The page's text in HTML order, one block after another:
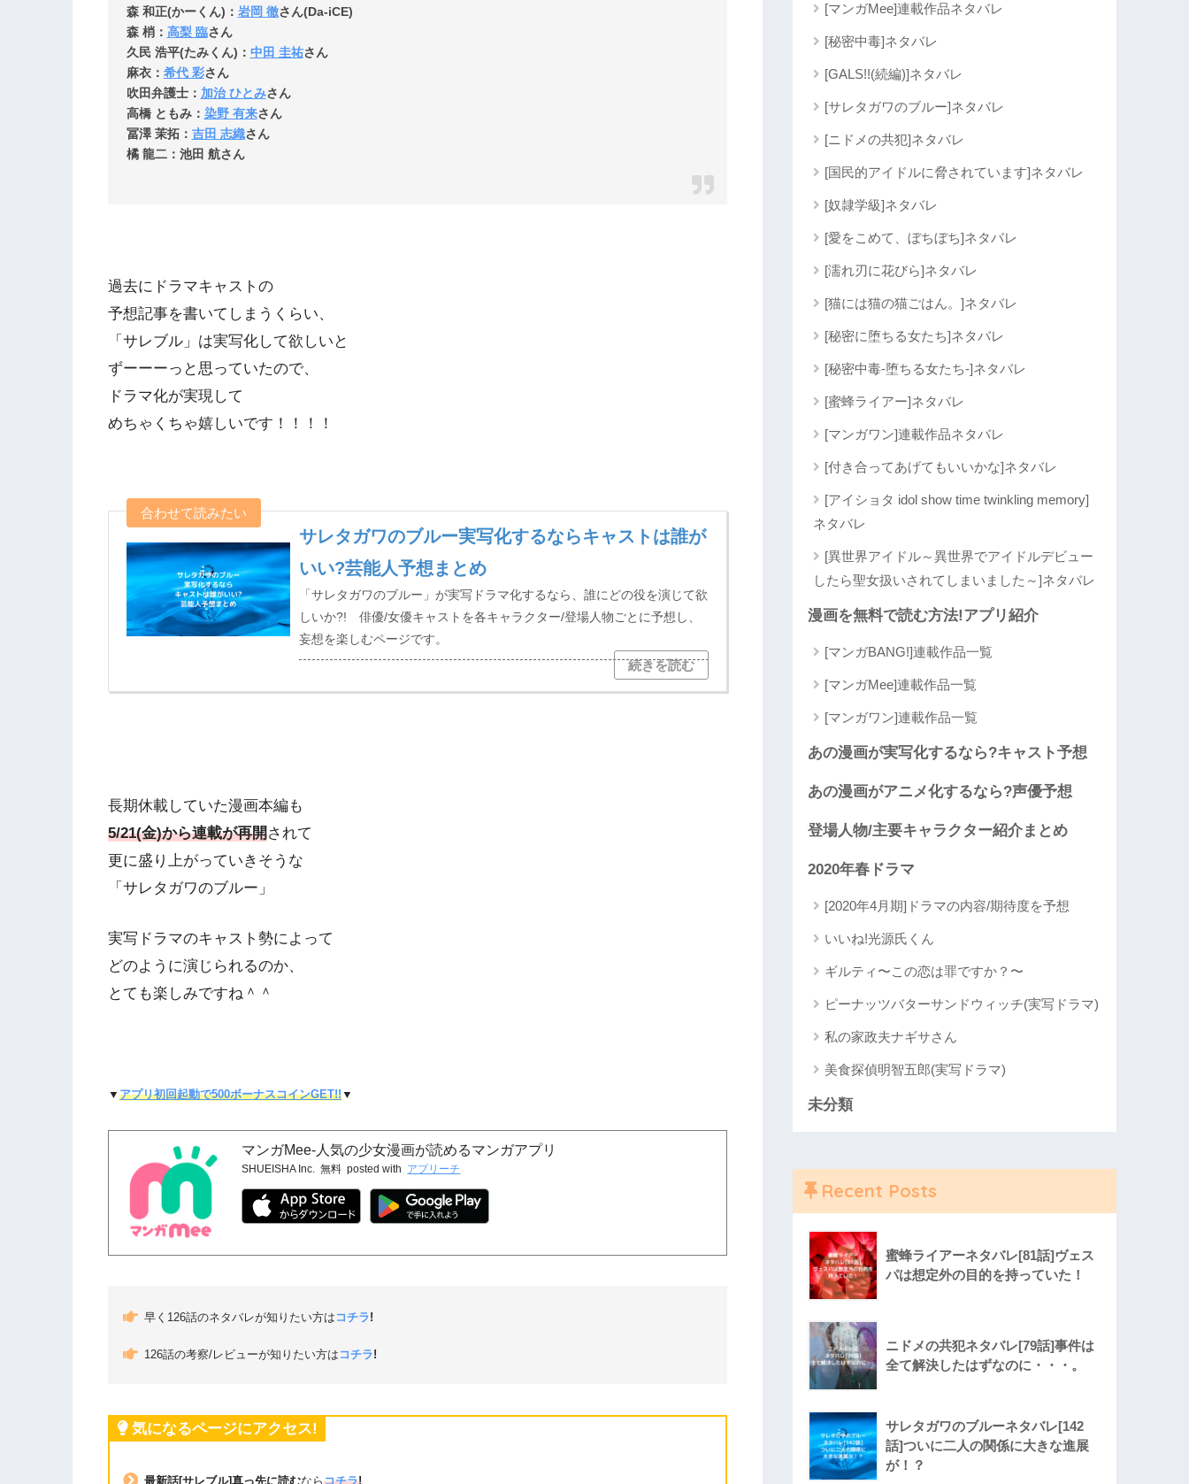
森 和正(かーくん)： 岩岡 徹さん(Da-iCE)
森 梢： 高梨 臨さん
久民 浩平(たみくん)： 中田 圭祐さん
麻衣： 希代 彩さん
吹田弁護士： 加治 ひとみさん
高橋 ともみ： 染野 有来さん
冨澤 茉拓： 吉田 志織さん
橘 龍二：池田 航さん
過去にドラマキャストの
予想記事を書いてしまうくらい、
「サレブル」は実写化して欲しいと
ずーーーっと思っていたので、
ドラマ化が実現して
めちゃくちゃ嬉しいです！！！！
サレタガワのブルー実写化するならキャストは誰が
いい?芸能人予想まとめ
「サレタガワのブルー」が実写ドラマ化するなら、誰にどの役を演じて欲
しいか?! 俳優/女優キャストを各キャラクター/登場人物ごとに予想し、
妄想を楽しむページです。
長期休載していた漫画本編も
5/21(金)から連載が再開されて
更に盛り上がっていきそうな
「サレタガワのブルー」
実写ドラマのキャスト勢によって
どのように演じられるのか、
とても楽しみですね＾＾
▼ アプリ初回起動で500ボーナスコインGET!!▼
マンガMee-人気の少女漫画が読めるマンガアプリ
SHUEISHA Inc. 無料 posted with アプリーチ
早く126話のネタバレが知りたい方は コチラ!
126話の考察/レビューが知りたい方は コチラ!
気になるページにアクセス!
最新話[サレブル]真っ先に読むならコチラ!
[マンガMee]連載作品ネタバレ
[秘密中毒]ネタバレ
[GALS!!(続編)]ネタバレ
[サレタガワのブルー]ネタバレ
[ニドメの共犯]ネタバレ
[国民的アイドルに脅されています]ネタバレ
[奴隷学級]ネタバレ
[愛をこめて、ぼちぼち]ネタバレ
[濡れ刃に花びら]ネタバレ
[猫には猫の猫ごはん。]ネタバレ
[秘密に堕ちる女たち]ネタバレ
[秘密中毒-堕ちる女たち-]ネタバレ
[蜜蜂ライアー]ネタバレ
[マンガワン]連載作品ネタバレ
[付き合ってあげてもいいかな]ネタバレ
[アイショタ idol show time twinkling memory]
ネタバレ
[異世界アイドル～異世界でアイドルデビュー
したら聖女扱いされてしまいました～]ネタバレ
漫画を無料で読む方法!アプリ紹介
[マンガBANG!]連載作品一覧
[マンガMee]連載作品一覧
[マンガワン]連載作品一覧
あの漫画が実写化するなら?キャスト予想
あの漫画がアニメ化するなら?声優予想
登場人物/主要キャラクター紹介まとめ
2020年春ドラマ
[2020年4月期]ドラマの内容/期待度を予想
いいね!光源氏くん
ギルティ〜この恋は罪ですか？〜
ピーナッツバターサンドウィッチ(実写ドラマ)
私の家政夫ナギサさん
美食探偵明智五郎(実写ドラマ)
未分類
Recent Posts
蜜蜂ライアーネタバレ[81話]ヴェス
パは想定外の目的を持っていた！
ニドメの共犯ネタバレ[79話]事件は
全て解決したはずなのに・・・。
サレタガワのブルーネタバレ[142
話]ついに二人の関係に大きな進展
が！？